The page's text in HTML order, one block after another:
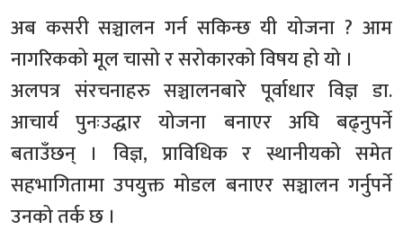
अब कसरी सञ्चालन गर्न सकिन्छ यी योजना ? आम
नागरिकको मूल चासो र सरोकारको विषय हो यो ।
अलपत्र संरचनाहरु सञ्चालनबारे पूर्वाधार विज्ञ डा.
आचार्य पुनःउद्धार योजना बनाएर अघि बढ्नुपर्ने
बताउँछन् । विज्ञ, प्राविधिक र स्थानीयको समेत
सहभागितामा उपयुक्त मोडल बनाएर सञ्चालन गर्नुपर्ने
उनको तर्क छ ।